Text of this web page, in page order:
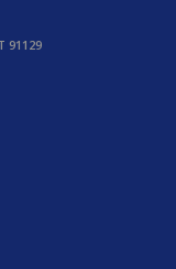
91129